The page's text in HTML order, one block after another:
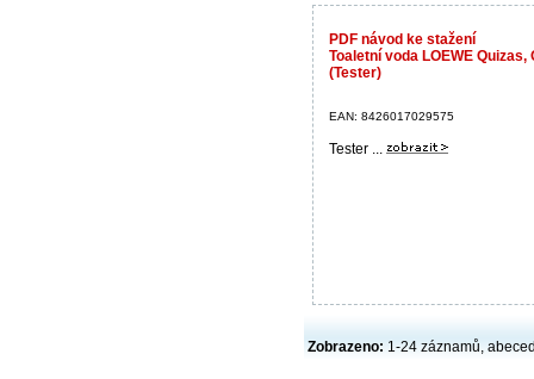
PDF návod ke stažení
Toaletní voda LOEWE Quizas,
(Tester)
EAN: 8426017029575
Tester ...
Zobrazeno: 1-24 záznamů,